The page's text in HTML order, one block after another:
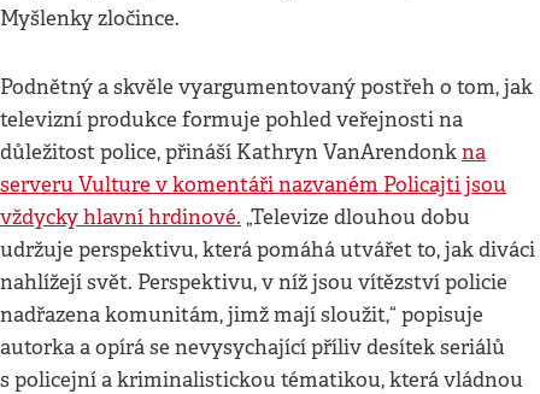
Myšlenky zločince.
Podnětný a skvěle vyargumentovaný postřeh o tom, jak
televizní produkce formuje pohled veřejnosti na
důležitost police, přináší Kathryn VanArendonkna
serveru Vulture v komentáři nazvaném Policajti jsou
vždycky hlavní hrdinové. „Televize dlouhou dobu
udržuje perspektivu, která pomáhá utvářet to, jak diváci
nahlížejí svět. Perspektivu, v níž jsou vítězství policie
nadřazena komunitám, jimž mají sloužit,“ popisuje
autorka a opírá se nevysychající příliv desítek seriálů
s policejní a kriminalistickou tématikou, která vládnou